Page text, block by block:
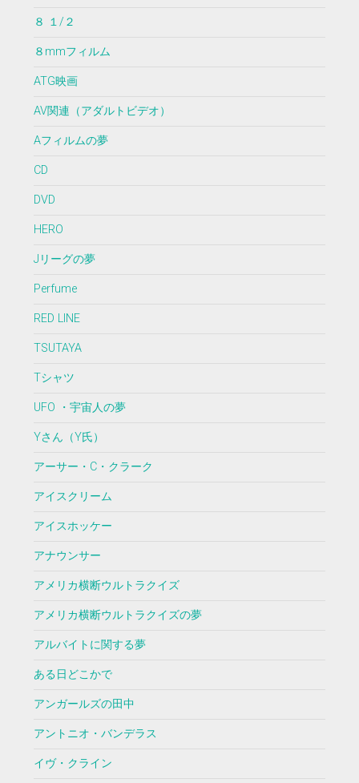
８ １/２
８mmフィルム
ATG映画
AV関連（アダルトビデオ）
Aフィルムの夢
CD
DVD
HERO
Jリーグの夢
Perfume
RED LINE
TSUTAYA
Tシャツ
UFO ・宇宙人の夢
Yさん（Y氏）
アーサー・C・クラーク
アイスクリーム
アイスホッケー
アナウンサー
アメリカ横断ウルトラクイズ
アメリカ横断ウルトラクイズの夢
アルバイトに関する夢
ある日どこかで
アンガールズの田中
アントニオ・バンデラス
イヴ・クライン